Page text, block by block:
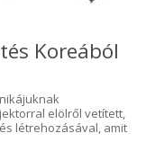
Koreából
elölről vetített,
létrehozásával, amit